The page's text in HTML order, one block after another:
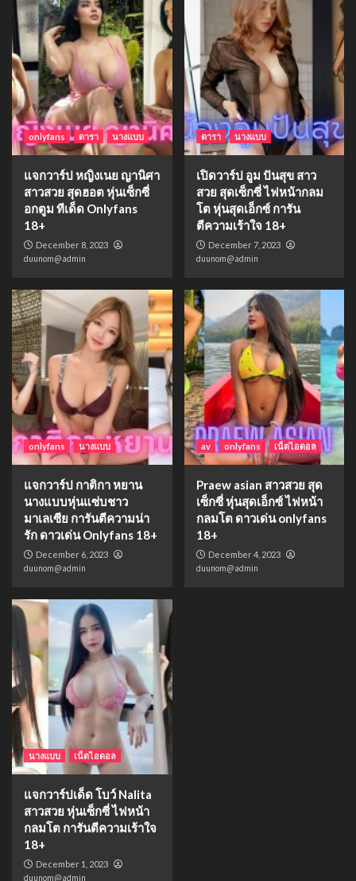
onlyfans ดารา นางแบบ
แจกวาร์ป หญิงเนย ญานิศา
สาวสวย สุดฮอต หุ่นเซ็กซี่
อกตูม ทีเด็ด Onlyfans
18+
December 8, 2023
duunom@admin
ดารา นางแบบ
เปิดวาร์ป อูม ปันสุข สาว
สวย สุดเซ็กซี่ ไฟหน้ากลม
โต หุ่นสุดเอ็กซ์ การัน
ตีความเร้าใจ 18+
December 7, 2023
duunom@admin
onlyfans นางแบบ
แจกวาร์ป กาติกา หยาน
นางแบบหุ่นแซ่บชาว
มาเลเซีย การันตีความน่า
รัก ดาวเด่น Onlyfans 18+
December 6, 2023
duunom@admin
av onlyfans เน็ตไอดอล
Praew asian สาวสวย สุด
เซ็กซี่ หุ่นสุดเอ็กซ์ ไฟหน้า
กลมโต ดาวเด่น onlyfans
18+
December 4, 2023
duunom@admin
นางแบบ เน็ตไอดอล
แจกวาร์ปเด็ด โบว์ Nalita
สาวสวย หุ่นเซ็กซี่ ไฟหน้า
กลมโต การันตีความเร้าใจ
18+
December 1, 2023
duunom@admin